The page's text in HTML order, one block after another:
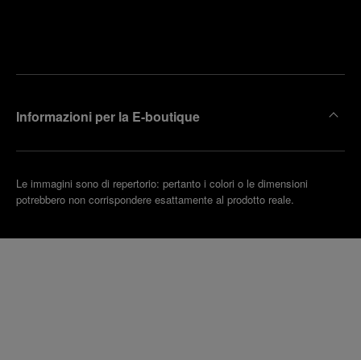
Informazioni per la E-boutique
Le immagini sono di repertorio: pertanto i colori o le dimensioni
potrebbero non corrispondere esattamente al prodotto reale.